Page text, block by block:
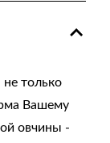
только
Вашему
овчины -